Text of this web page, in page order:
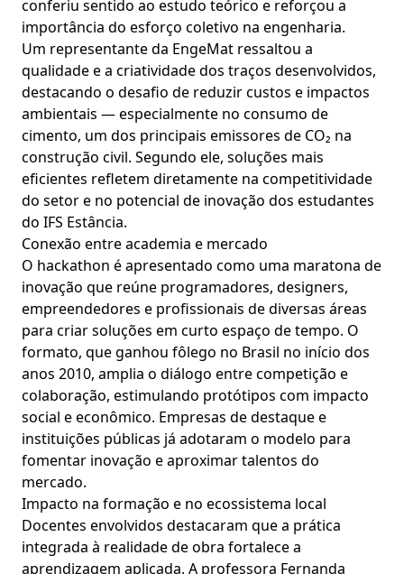
conferiu sentido ao estudo teórico e reforçou a
importância do esforço coletivo na engenharia.
Um representante da EngeMat ressaltou a
qualidade e a criatividade dos traços desenvolvidos,
destacando o desafio de reduzir custos e impactos
ambientais — especialmente no consumo de
cimento, um dos principais emissores de CO₂ na
construção civil. Segundo ele, soluções mais
eficientes refletem diretamente na competitividade
do setor e no potencial de inovação dos estudantes
do IFS Estância.
Conexão entre academia e mercado
O hackathon é apresentado como uma maratona de
inovação que reúne programadores, designers,
empreendedores e profissionais de diversas áreas
para criar soluções em curto espaço de tempo. O
formato, que ganhou fôlego no Brasil no início dos
anos 2010, amplia o diálogo entre competição e
colaboração, estimulando protótipos com impacto
social e econômico. Empresas de destaque e
instituições públicas já adotaram o modelo para
fomentar inovação e aproximar talentos do
mercado.
Impacto na formação e no ecossistema local
Docentes envolvidos destacaram que a prática
integrada à realidade de obra fortalece a
aprendizagem aplicada. A professora Fernanda